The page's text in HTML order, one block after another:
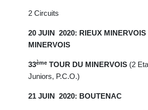
2 Circuits
20 JUIN 2020: RIEUX
MINERVOIS
33ème TOUR DU MINERVOIS (2
Juniors, P.C.O.)
21 JUIN 2020: BOUTENAC